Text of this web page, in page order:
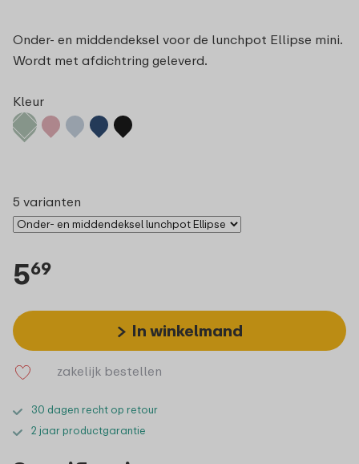
Onder- en middendeksel voor de lunchpot Ellipse mini.
Wordt met afdichtring geleverd.
Kleur
5 varianten
569
In winkelmand
zakelijk bestellen
30 dagen recht op retour
2 jaar productgarantie